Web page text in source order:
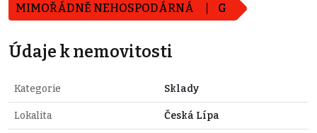
MIMOŘÁDNĚ NEHOSPODÁRNÁ G
Údaje k nemovitosti
Kategorie Sklady
Lokalita Česká Lípa